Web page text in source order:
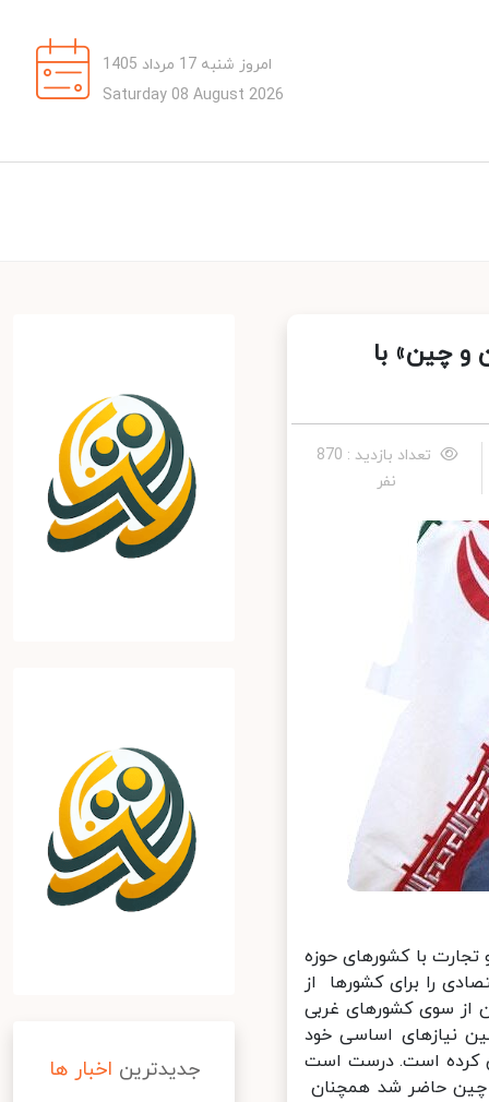
امروز شنبه 17 مرداد 1405
Saturday 08 August 2026
چین» با
تعداد بازدید : 870
نفر
با کشورهای حوزه
را برای کشورها از
از سوی کشورهای غربی
نیازهای اساسی خود
کرده است. درست است
چین حاضر شد همچنان
جدیدترین اخبار ها